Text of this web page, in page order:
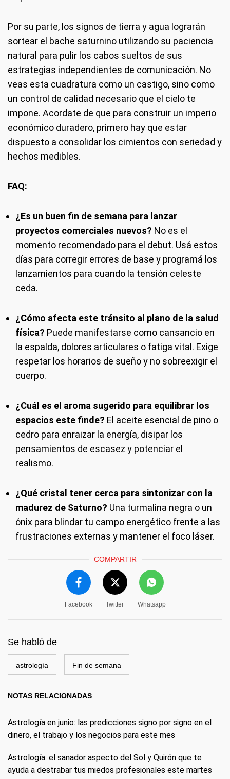
Por su parte, los signos de tierra y agua lograrán
sortear el bache saturnino utilizando su paciencia
natural para pulir los cabos sueltos de sus
estrategias independientes de comunicación. No
veas esta cuadratura como un castigo, sino como
un control de calidad necesario que el cielo te
impone. Acordate de que para construir un imperio
económico duradero, primero hay que estar
dispuesto a consolidar los cimientos con seriedad y
hechos medibles.
FAQ:
¿Es un buen fin de semana para lanzar
proyectos comerciales nuevos? No es el
momento recomendado para el debut. Usá estos
días para corregir errores de base y programá los
lanzamientos para cuando la tensión celeste
ceda.
¿Cómo afecta este tránsito al plano de la salud
física? Puede manifestarse como cansancio en
la espalda, dolores articulares o fatiga vital. Exige
respetar los horarios de sueño y no sobreexigir el
cuerpo.
¿Cuál es el aroma sugerido para equilibrar los
espacios este finde? El aceite esencial de pino o
cedro para enraizar la energía, disipar los
pensamientos de escasez y potenciar el
realismo.
¿Qué cristal tener cerca para sintonizar con la
madurez de Saturno? Una turmalina negra o un
ónix para blindar tu campo energético frente a las
frustraciones externas y mantener el foco láser.
COMPARTIR
Facebook Twitter Whatsapp
Se habló de
astrología Fin de semana
NOTAS RELACIONADAS
Astrología en junio: las predicciones signo por signo en el
dinero, el trabajo y los negocios para este mes
Astrología: el sanador aspecto del Sol y Quirón que te
ayuda a destrabar tus miedos profesionales este martes